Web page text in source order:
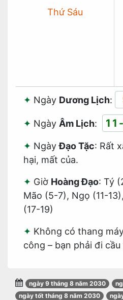
Thứ Sáu
Ngày Dương Lịch:
Ngày Âm Lịch:
NgàyĐạo Tặc: Rất
hại, mất của.
Giờ Hoàng Đạo: Tý
Mão (5-7), Ngọ (11-
(17-19)
Không có thang
công – bạn phải đi
ngày 9 tháng 8 năm 2030
ngày tốt tháng 8 năm 2030